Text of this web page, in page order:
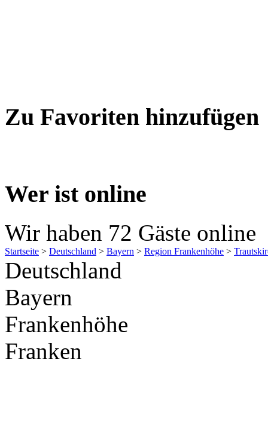
Zu Favoriten hinzufügen
Wer ist online
Wir haben 72 Gäste online
Startseite > Deutschland > Bayern > Region Frankenhöhe >
Deutschland
Bayern
Frankenhöhe
Franken